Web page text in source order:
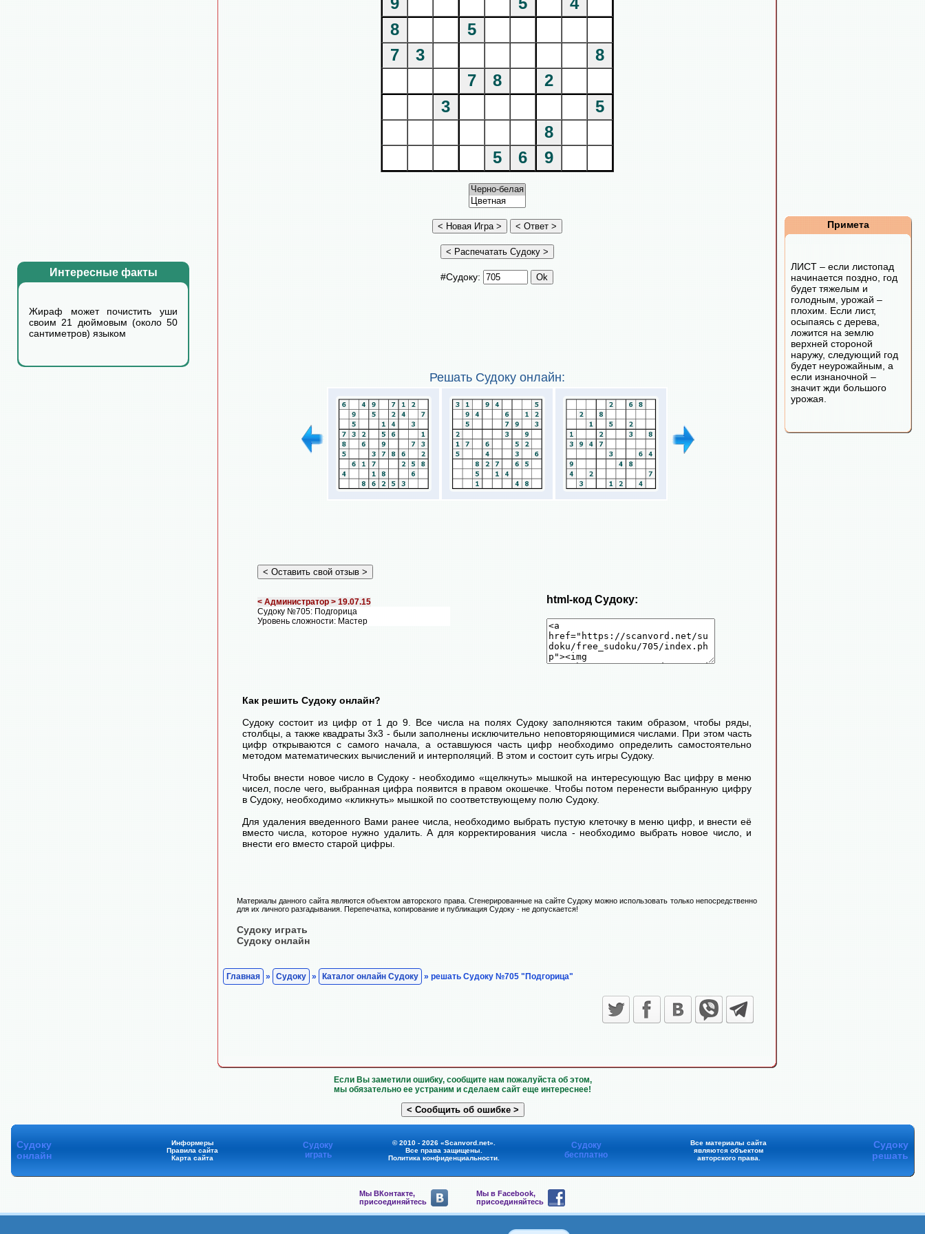
Интересные факты
Жираф может почистить уши
своим 21 дюймовым (около 50
сантиметров) языком
8
5
7
3
8
7
8
2
3
5
8
5
6 9
#Судоку:
Решать Судоку онлайн:
< Администратор > 19.07.15
Судоку №705: Подгорица
Уровень сложности: Мастер
html-код Судоку:
Как решить Судоку онлайн?
Судоку состоит из цифр от 1 до 9. Все числа на полях Судоку заполняются таким образом, чтобы ряды,
столбцы, а также квадраты 3х3 - были заполнены исключительно неповторяющимися числами. При этом часть
цифр открываются с самого начала, а оставшуюся часть цифр необходимо определить самостоятельно
методом математических вычислений и интерполяций. В этом и состоит суть игры Судоку.
Чтобы внести новое число в Судоку - необходимо «щелкнуть» мышкой на интересующую Вас цифру в меню
чисел, после чего, выбранная цифра появится в правом окошечке. Чтобы потом перенести выбранную цифру
в Судоку, необходимо «кликнуть» мышкой по соответствующему полю Судоку.
Для удаления введенного Вами ранее числа, необходимо выбрать пустую клеточку в меню цифр, и внести её
вместо числа, которое нужно удалить. А для корректирования числа - необходимо выбрать новое число, и
внести его вместо старой цифры.
Материалы данного сайта являются объектом авторского права. Сгенерированные на сайте Судоку можно использовать только непосредственно
для их личного разгадывания. Перепечатка, копирование и публикация Судоку - не допускается!
Судоку играть
Судоку онлайн
Главная » Судоку » Каталог онлайн Судоку » решать Судоку №705 "Подгорица"
Примета
ЛИСТ – если листопад
начинается поздно, год
будет тяжелым и
голодным, урожай –
плохим. Если лист,
осыпаясь с дерева,
ложится на землю
верхней стороной
наружу, следующий год
будет неурожайным, а
если изнаночной –
значит жди большого
урожая.
Если Вы заметили ошибку, сообщите нам пожалуйста об этом,
мы обязательно ее устраним и сделаем сайт еще интереснее!
Судоку
онлайн
Информеры
Правила сайта
Карта сайта
Судоку
играть
© 2010 - 2026 «Scanvord.net».
Все права защищены.
Политика конфиденциальности.
Судоку
бесплатно
Все материалы сайта
являются объектом
авторского права.
Судоку
решать
Мы ВКонтакте,
присоединяйтесь
Мы в Facebook,
присоединяйтесь
присоединяйтесь